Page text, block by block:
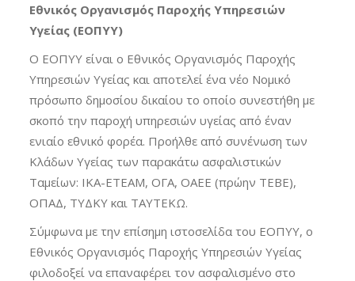
Εθνικός Οργανισμός Παροχής Υπηρεσιών
Υγείας (ΕΟΠΥΥ)
Ο ΕΟΠΥΥ είναι ο Εθνικός Οργανισμός Παροχής
Υπηρεσιών Υγείας και αποτελεί ένα νέο Νομικό
πρόσωπο δημοσίου δικαίου το οποίο συνεστήθη με
σκοπό την παροχή υπηρεσιών υγείας από έναν
ενιαίο εθνικό φορέα. Προήλθε από συνένωση των
Κλάδων Υγείας των παρακάτω ασφαλιστικών
Ταμείων: ΙΚΑ-ΕΤΕΑΜ, ΟΓΑ, ΟΑΕΕ (πρώην ΤΕΒΕ),
ΟΠΑΔ, ΤΥΔΚΥ και ΤΑΥΤΕΚΩ.
Σύμφωνα με την επίσημη ιστοσελίδα του ΕΟΠΥΥ, ο
Εθνικός Οργανισμός Παροχής Υπηρεσιών Υγείας
φιλοδοξεί να επαναφέρει τον ασφαλισμένο στο